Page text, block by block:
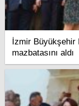
İzmir Büyükşehir
mazbatasını aldı